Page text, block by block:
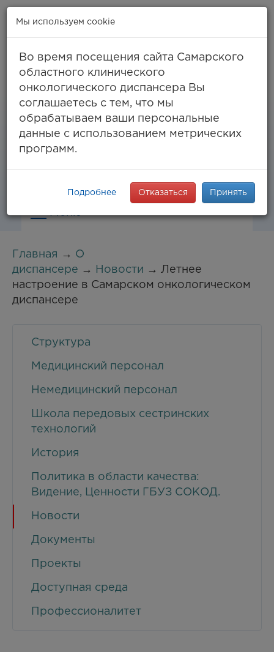
Самара, ул. Солнечная, 50
(тел. единый call-центр),
994-03-99факс
info@samaraonko.ru
Главная → О
диспансере → Новости → Летнее
настроение в Самарском онкологическом
диспансере
Структура
Медицинский персонал
Немедицинский персонал
Школа передовых сестринских
технологий
История
Политика в области качества:
Видение, Ценности ГБУЗ СОКОД.
Новости
Документы
Проекты
Доступная среда
Профессионалитет
Мы используем cookie
Во время посещения сайта Самарского
областного клинического
онкологического диспансера Вы
соглашаетесь с тем, что мы
обрабатываем ваши персональные
данные с использованием метрических
программ.
Подробнее Отказаться Принять